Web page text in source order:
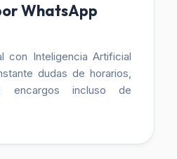
WhatsApp
con Inteligencia Artificial
dudas de horarios,
incluso de